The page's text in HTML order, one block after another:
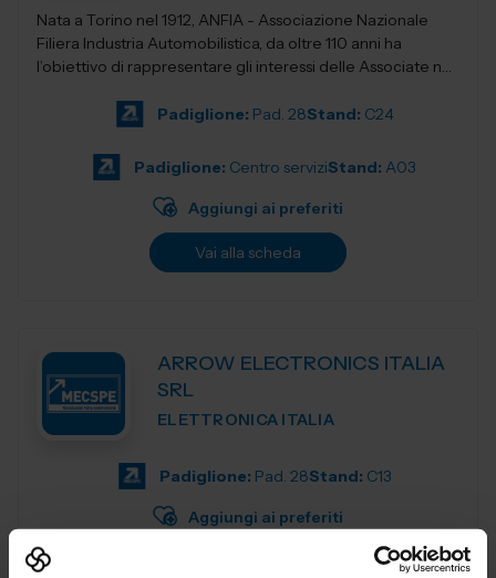
Nata a Torino nel 1912, ANFIA - Associazione Nazionale
Filiera Industria Automobilistica, da oltre 110 anni ha
l’obiettivo di rappresentare gli interessi delle Associate nei
Padiglione: Pad. 28Stand: C24
Padiglione: Centro serviziStand: A03
Aggiungi ai preferiti
Vai alla scheda
ARROW ELECTRONICS ITALIA
SRL
ELETTRONICA ITALIA
Padiglione: Pad. 28Stand: C13
Aggiungi ai preferiti